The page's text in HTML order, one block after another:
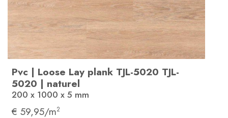
Pvc | Loose Lay plank TJL-5020 TJL-
5020 | naturel
200 x 1000 x 5 mm
€ 59,95/m2